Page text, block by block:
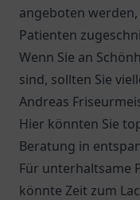
angeboten
Patienten
Wenn Sie an
sind, sollten Sie
Andreas
Hier könnten Sie
Beratung in
Für unterhaltsame
könnte Zeit zum